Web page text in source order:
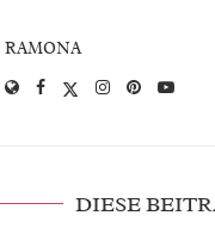
RAMONA
DIESE